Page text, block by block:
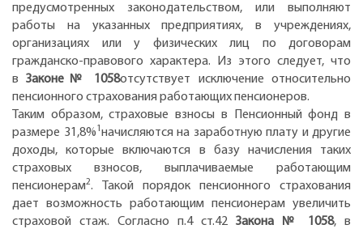
предусмотренных законодательством, или выполняют
работы на указанных предприятиях, в учреждениях,
организациях или у физических лиц по договорам
гражданско-правового характера. Из этого следует, что
вЗаконе№ 1058отсутствует исключение относительно
пенсионного страхования работающих пенсионеров.
Таким образом, страховые взносы в Пенсионный фонд в
размере 31,8%1 начисляются на заработную плату и другие
доходы, которые включаются в базу начисления таких
страховых взносов, выплачиваемые работающим
пенсионерам2. Такой порядок пенсионного страхования
дает возможность работающим пенсионерам увеличить
страховой стаж. Согласно п.4 ст.42 Закона № 1058, в